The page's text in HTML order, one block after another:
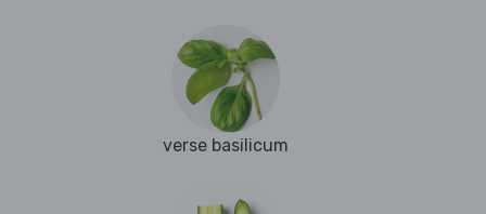
verse basilicum